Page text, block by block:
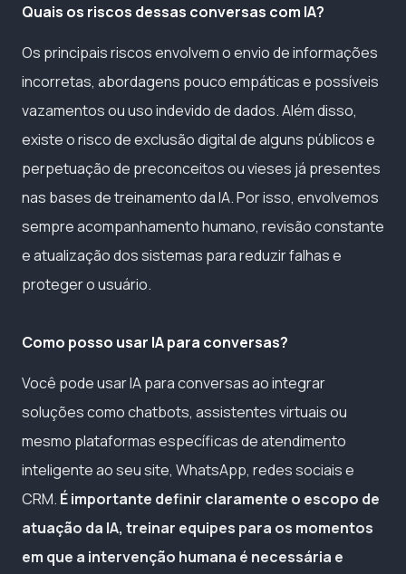
Quais os riscos dessas conversas com IA?
Os principais riscos envolvem o envio de informações
incorretas, abordagens pouco empáticas e possíveis
vazamentos ou uso indevido de dados. Além disso,
existe o risco de exclusão digital de alguns públicos e
perpetuação de preconceitos ou vieses já presentes
nas bases de treinamento da IA. Por isso, envolvemos
sempre acompanhamento humano, revisão constante
e atualização dos sistemas para reduzir falhas e
proteger o usuário.
Como posso usar IA para conversas?
Você pode usar IA para conversas ao integrar
soluções como chatbots, assistentes virtuais ou
mesmo plataformas específicas de atendimento
inteligente ao seu site, WhatsApp, redes sociais e
CRM. É importante definir claramente o escopo de
atuação da IA, treinar equipes para os momentos
em que a intervenção humana é necessária e